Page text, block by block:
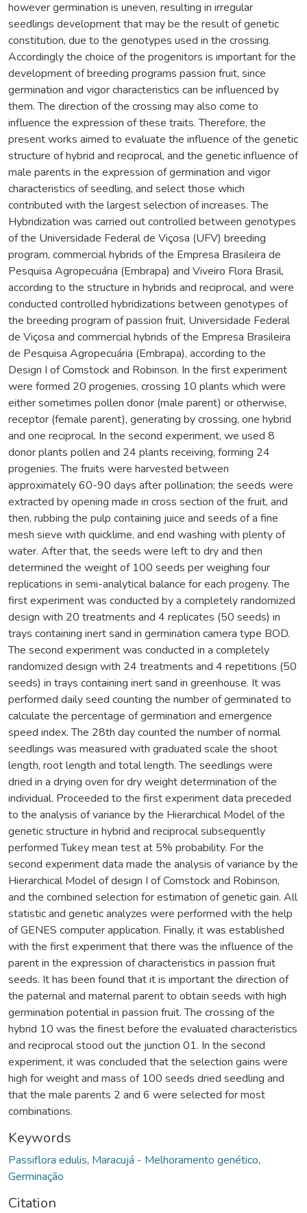
however germination is uneven, resulting in irregular
seedlings development that may be the result of genetic
constitution, due to the genotypes used in the crossing.
Accordingly the choice of the progenitors is important for the
development of breeding programs passion fruit, since
germination and vigor characteristics can be influenced by
them. The direction of the crossing may also come to
influence the expression of these traits. Therefore, the
present works aimed to evaluate the influence of the genetic
structure of hybrid and reciprocal, and the genetic influence of
male parents in the expression of germination and vigor
characteristics of seedling, and select those which
contributed with the largest selection of increases. The
Hybridization was carried out controlled between genotypes
of the Universidade Federal de Viçosa (UFV) breeding
program, commercial hybrids of the Empresa Brasileira de
Pesquisa Agropecuária (Embrapa) and Viveiro Flora Brasil,
according to the structure in hybrids and reciprocal, and were
conducted controlled hybridizations between genotypes of
the breeding program of passion fruit, Universidade Federal
de Viçosa and commercial hybrids of the Empresa Brasileira
de Pesquisa Agropecuária (Embrapa), according to the
Design I of Comstock and Robinson. In the first experiment
were formed 20 progenies, crossing 10 plants which were
either sometimes pollen donor (male parent) or otherwise,
receptor (female parent), generating by crossing, one hybrid
and one reciprocal. In the second experiment, we used 8
donor plants pollen and 24 plants receiving, forming 24
progenies. The fruits were harvested between
approximately 60-90 days after pollination; the seeds were
extracted by opening made in cross section of the fruit, and
then, rubbing the pulp containing juice and seeds of a fine
mesh sieve with quicklime, and end washing with plenty of
water. After that, the seeds were left to dry and then
determined the weight of 100 seeds per weighing four
replications in semi-analytical balance for each progeny. The
first experiment was conducted by a completely randomized
design with 20 treatments and 4 replicates (50 seeds) in
trays containing inert sand in germination camera type BOD.
The second experiment was conducted in a completely
randomized design with 24 treatments and 4 repetitions (50
seeds) in trays containing inert sand in greenhouse. It was
performed daily seed counting the number of germinated to
calculate the percentage of germination and emergence
speed index. The 28th day counted the number of normal
seedlings was measured with graduated scale the shoot
length, root length and total length. The seedlings were
dried in a drying oven for dry weight determination of the
individual. Proceeded to the first experiment data preceded
to the analysis of variance by the Hierarchical Model of the
genetic structure in hybrid and reciprocal subsequently
performed Tukey mean test at 5% probability. For the
second experiment data made the analysis of variance by the
Hierarchical Model of design I of Comstock and Robinson,
and the combined selection for estimation of genetic gain. All
statistic and genetic analyzes were performed with the help
of GENES computer application. Finally, it was established
with the first experiment that there was the influence of the
parent in the expression of characteristics in passion fruit
seeds. It has been found that it is important the direction of
the paternal and maternal parent to obtain seeds with high
germination potential in passion fruit. The crossing of the
hybrid 10 was the finest before the evaluated characteristics
and reciprocal stood out the junction 01. In the second
experiment, it was concluded that the selection gains were
high for weight and mass of 100 seeds dried seedling and
that the male parents 2 and 6 were selected for most
combinations.
Keywords
Passiflora edulis, Maracujá - Melhoramento genético,
Germinação
Citation